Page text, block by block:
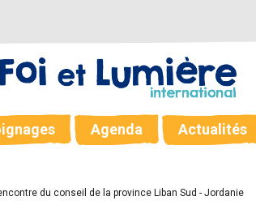
Agenda Actualités
du conseil de la province Liban Sud - Jordanie